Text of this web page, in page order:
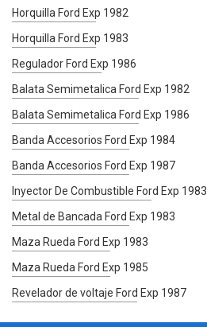
Horquilla Ford Exp 1982
Horquilla Ford Exp 1983
Regulador Ford Exp 1986
Balata Semimetalica Ford Exp 1982
Balata Semimetalica Ford Exp 1986
Banda Accesorios Ford Exp 1984
Banda Accesorios Ford Exp 1987
Inyector De Combustible Ford Exp 1983
Metal de Bancada Ford Exp 1983
Maza Rueda Ford Exp 1983
Maza Rueda Ford Exp 1985
Revelador de voltaje Ford Exp 1987